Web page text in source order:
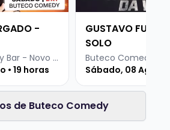
-
Buteco Comedy Bar - Novo Hamburgo
• 19 horas
GUSTAVO
SOLO
Sábado, 08 Ago •
de Buteco Comedy